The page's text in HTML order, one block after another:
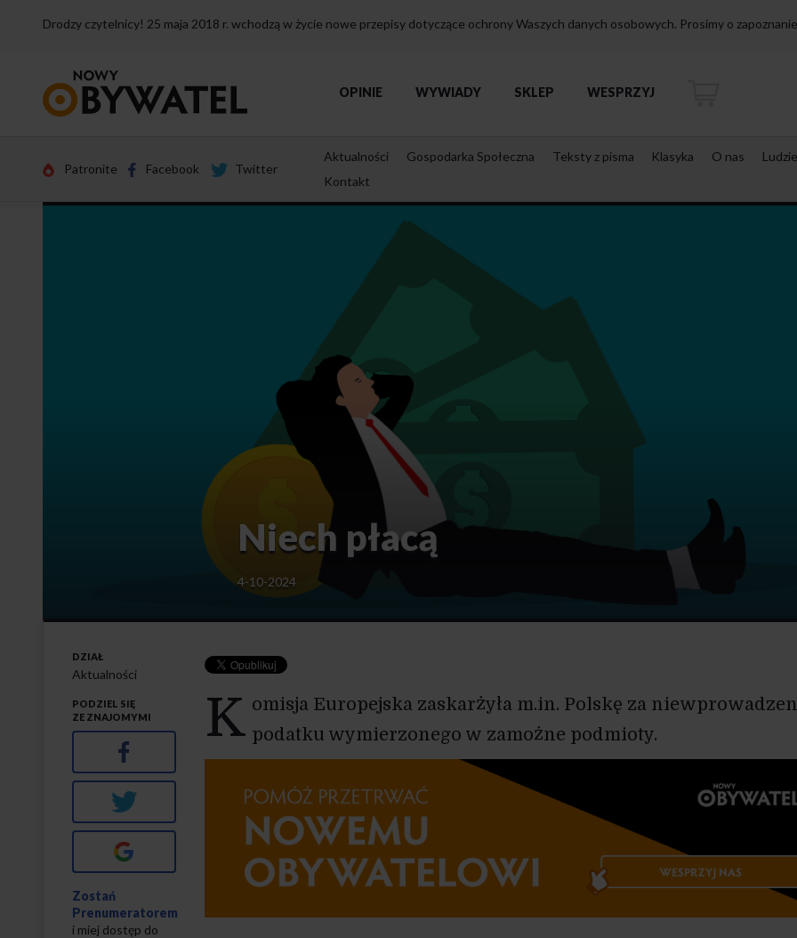
Drodzy czytelnicy! 25 maja 2018 r. wchodzą w życie nowe przepisy dotyczące ochrony Waszych danych osobowych. Prosimy o
strony
OPINIE WYWIADY SKLEP WESPRZYJ
Patronite Facebook Twitter
Aktualności Gospodarka Społeczna Teksty z pisma Klasyka O nas
Ludzie
Kontakt
Niech płacą
4-10-2024
K omisja Europejska zaskarżyła m.in. Polskę za
podatku wymierzonego w zamożne podmioty.
DZIAŁ
Aktualności
PODZIEL SIĘ
ZE ZNAJOMYMI
Facebook
Twitter
Zostań
Prenumeratorem
i miej dostęp do